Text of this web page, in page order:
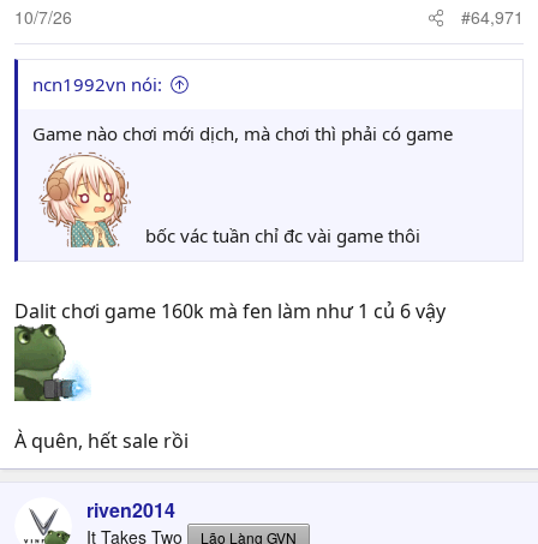
10/7/26 #64,971
ncn1992vn nói:
Game nào chơi mới dịch, mà chơi thì phải có game
bốc vác tuần chỉ đc vài game thôi
Dalit chơi game 160k mà fen làm như 1 củ 6 vậy
À quên, hết sale rồi
riven2014
It Takes Two Lão Làng GVN